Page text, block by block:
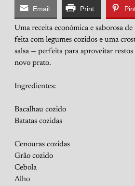
Email Print
Uma receita económica e saborosa
feita com legumes cozidos e uma
salsa — perfeita para aproveitar
novo prato.
Ingredientes:
Bacalhau cozido
Batatas cozidas
Cenouras cozidas
Grão cozido
Cebola
Alho